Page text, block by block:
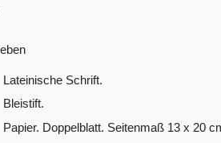
Lateinische Schrift.
Bleistift.
Papier. Doppelblatt. Seitenmaß 13 x 20